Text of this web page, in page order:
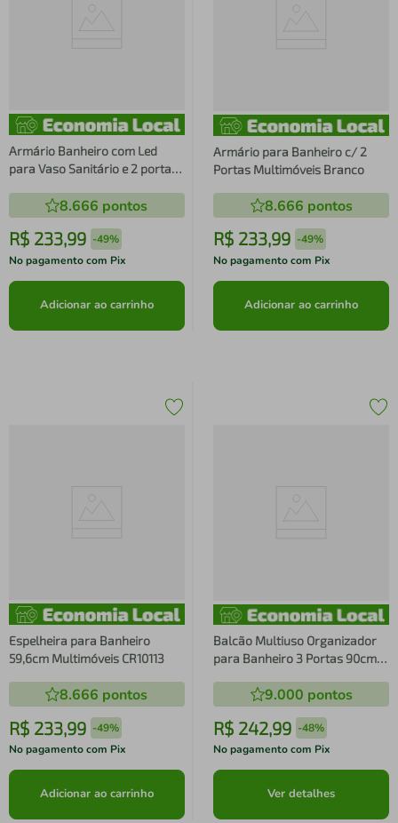
Armário Banheiro com Led
para Vaso Sanitário e 2 portas
8.666 pontos
R$ 233,99 -49%
No pagamento com Pix
Adicionar ao carrinho
Armário para Banheiro c/ 2
Portas Multimóveis Branco
8.666 pontos
R$ 233,99 -49%
No pagamento com Pix
Adicionar ao carrinho
Espelheira para Banheiro
59,6cm Multimóveis CR10113
8.666 pontos
R$ 233,99 -49%
No pagamento com Pix
Adicionar ao carrinho
Balcão Multiuso Organizador
para Banheiro 3 Portas 90cm
9.000 pontos
R$ 242,99 -48%
No pagamento com Pix
Ver detalhes